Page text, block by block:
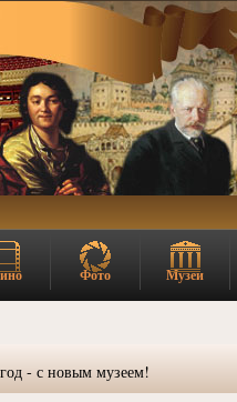
Фото Музеи
- с новым музеем!